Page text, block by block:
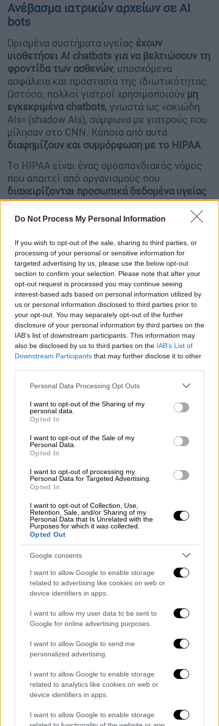
Do Not Process My Personal Information
If you wish to opt-out of the sale, sharing to third parties, or
processing of your personal or sensitive information for
targeted advertising by us, please use the below opt-out
section to confirm your selection. Please note that after your
opt-out request is processed you may continue seeing
interest-based ads based on personal information utilized by
us or personal information disclosed to third parties prior to
your opt-out. You may separately opt-out of the further
disclosure of your personal information by third parties on the
IAB’s list of downstream participants. This information may
also be disclosed by us to third parties on the IAB’s List of
Downstream Participants that may further disclose it to other
Please note that this website/app uses one or more Google
not limited to your visit or usage behaviour. You may click to
grant or deny consent to Google and its third-party tags to
use your data for below specified purposes in below Google
consent section.
Personal Data Processing Opt Outs
I want to opt-out of the Sharing of my
personal data.
Opted In
I want to opt-out of the Sale of my
Personal Data.
Opted In
I want to opt-out of processing my
Personal Data for Targeted Advertising.
Opted In
I want to opt-out of Collection, Use,
Retention, Sale, and/or Sharing of my
Personal Data that Is Unrelated with the
Purposes for which it was collected.
Opted Out
Google consents
I want to allow Google to enable storage
related to advertising like cookies on web or
device identifiers in apps.
I want to allow my user data to be sent to
Google for online advertising purposes.
I want to allow Google to send me
personalized advertising.
I want to allow Google to enable storage
related to analytics like cookies on web or
device identifiers in apps.
I want to allow Google to enable storage
Ανέβασμα ιατρικών αρχείων σε AI
bots
Ορισμένα συστήματα υγείας έχουν
υιοθετήσει AI chatbots για να βελτιώσουν τη
φροντίδα των ασθενών, υποσχόμενα
ασφάλεια και προστασία της ιδιωτικότητας.
Ωστόσο, πολλοί γιατροί χρησιμοποιούν μη
εγκεκριμένα chatbots, γνωστά ως «σκιώδη
AIs» (shadow AIs), σύμφωνα με γιατρούς που
μίλησαν στο CNN. Κάποια από αυτά
διαφημίζουν και συμμόρφωση με το HIPAA.
Το HIPAA είναι ένας ομοσπονδιακός νόμος
που απαιτεί από οργανισμούς που
διαχειρίζονται προσωπικά δεδομένα υγείας
- όπως νοσοκομεία και ασφαλιστικές
εταιρείες -να τα προστατεύουναπό μη
γλώσσα που χρησιμοποιούν τα shadow AIs
έχει οδηγήσει ορισμένους γιατρούς να
πιστεύουν ότι είναι ασφαλές να ανεβάζουν
προστατευμένες πληροφορίες υγείαςσε
chatbots για πιο εξατομικευμένες
απαντήσεις.
Όμως η Ιλιάνα Πίτερς, δικηγόρος υγείας στη
δικηγορική εταιρεία Polsinelli και πρώην
επικεφαλής επιβολής του HIPAA στο
“συμμόρφωση με το HIPAA”δεν είναι ορθό να
χρησιμοποιείται από καμία εταιρεία
», είπε,
εξηγώντας ότι πρέπει να χρησιμοποιείται
φορείς.
ειδικευόμενη στην Ιατρική Σχολή Στάνφορντ
- και άλλοι γιατροί λένε ότι
chatbots, κάτι που μπορεί να ανοίξει τον
δρόμο για νέους τρόπους
εμπορευματοποίησης δεδομένων. «Τα
δεδομένα είναι χρήμα», είπε η Κάουφμαν,
σημειώνοντας ότι η ίδια δεν έχει ανεβάσει
ποτέ προστατευμένες πληροφορίες σε μη
εγκεκριμένο chatbot. «Αν απλώς ανεβάζουμε
ιστοσελίδες, τότε αυτόαποτελεί προφανώς
κίνδυνο για τον ασθενή και για το ίδρυμα
Σύνταξη σημειώσεων με AI
Τα AI chatbots έχουν επίσης αρχίσει να
βοηθούν τους γιατρούς νασυντάσσουν
περιλήψεις επισκέψεων ασθενών και
σημειώσεις είναι ορατές σε διαδικτυακές